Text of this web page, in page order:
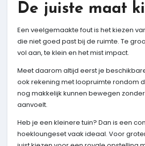
De juiste maat
Een veelgemaakte fout is het kiezen
die niet goed past bij de ruimte. Te
vol aan, te klein en het mist impact.
Meet daarom altijd eerst je
ook rekening met loopruimte rondom
nog makkelijk kunnen bewegen
aanvoelt.
Heb je een kleinere tuin? Dan is een
hoekloungeset vaak ideaal. Voor